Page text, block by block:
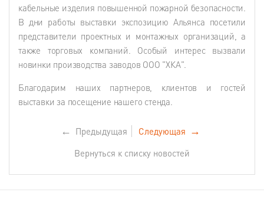
кабельные изделия повышенной пожарной безопасности.
В дни работы выставки экспозицию Альянса посетили
представители проектных и монтажных организаций, а
также торговых компаний. Особый интерес вызвали
новинки производства заводов ООО "ХКА".
Благодарим наших партнеров, клиентов и гостей
выставки за посещение нашего стенда.
← Предыдущая Следующая →
Вернуться к списку новостей